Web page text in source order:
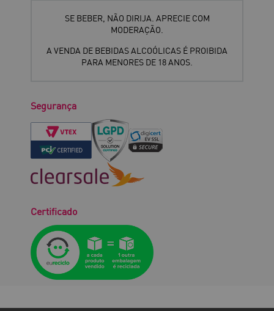
SE BEBER, NÃO DIRIJA. APRECIE COM
MODERAÇÃO.
A VENDA DE BEBIDAS ALCOÓLICAS É PROIBIDA
PARA MENORES DE 18 ANOS.
Segurança
Certificado